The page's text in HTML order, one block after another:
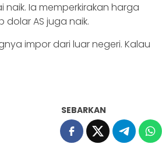
Ia memperkirakan harga
AS juga naik.
impor dari luar negeri. Kalau
SEBARKAN